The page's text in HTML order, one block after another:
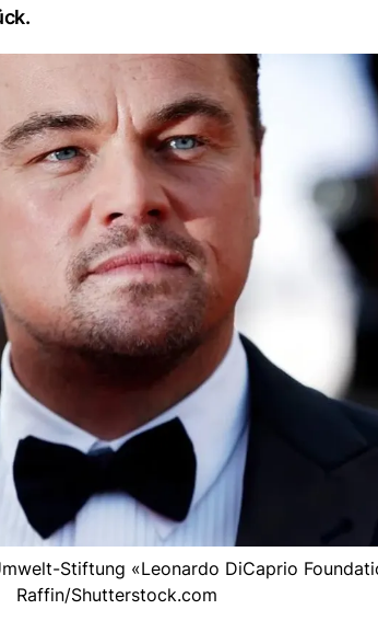
Stiftung «Leonardo DiCaprio
Raffin/Shutterstock.com